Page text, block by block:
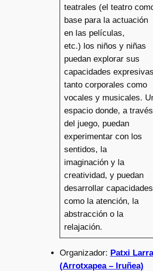
teatrales (el teatro
base para la actuación
en las películas,
etc.) los niños y niñas
puedan explorar sus
capacidades
tanto corporales como
vocales y musicales.
espacio donde, a través
del juego, puedan
experimentar con los
sentidos, la
imaginación y la
creatividad, y puedan
desarrollar capacidades
como la atención, la
abstracción o la
relajación.
Organizador: Patxi
(Arrotxapea – Iruñea)